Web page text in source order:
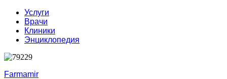
Услуги
Врачи
Клиники
Энциклопедия
Farmamir